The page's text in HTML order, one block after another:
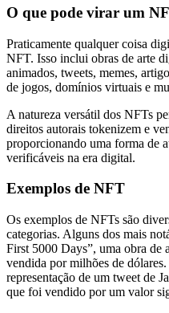
O que pode virar um
Praticamente qualquer coisa
NFT. Isso inclui obras de arte
animados, tweets, memes,
de jogos, domínios virtuais e
A natureza versátil dos NFTs
direitos autorais tokenizem e
proporcionando uma forma de
verificáveis na era digital.
Exemplos de NFT
Os exemplos de NFTs são
categorias. Alguns dos mais
First 5000 Days”, uma obra de
vendida por milhões de
representação de um tweet de
que foi vendido por um valor